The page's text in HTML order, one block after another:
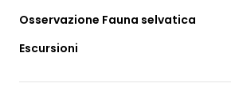
Osservazione Fauna selvatica
Escursioni